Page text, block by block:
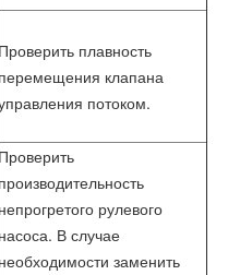
Проверить плавность
перемещения клапана
потоком.
Проверить
производительность
непрогретого рулевого
насоса. В случае
необходимости заменить